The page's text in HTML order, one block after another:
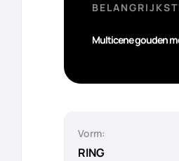
Multicene gouden
Vorm:
RING